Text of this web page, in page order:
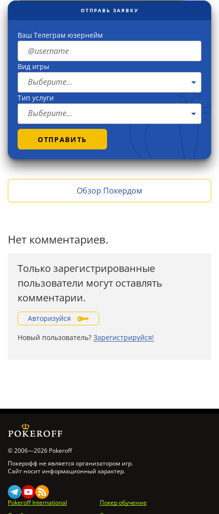
ОТПРАВЬ ЗАЯВКУ
Ваш Телеграм юзернейм
Вид игры
Выберите...
Тип услуги
Выберите...
ОТПРАВИТЬ
Обзор Покердом
Нет комментариев.
Только зарегистрированные
пользователи могут оставлять
комментарии.
Авторизуйся
Новый пользователь? Зарегистрируйся!
© 2006—2026 Pokeroff
Покерофф не является организатором игр.
Сайт носит информационный характер.
Pokeroff International
Покер обучение